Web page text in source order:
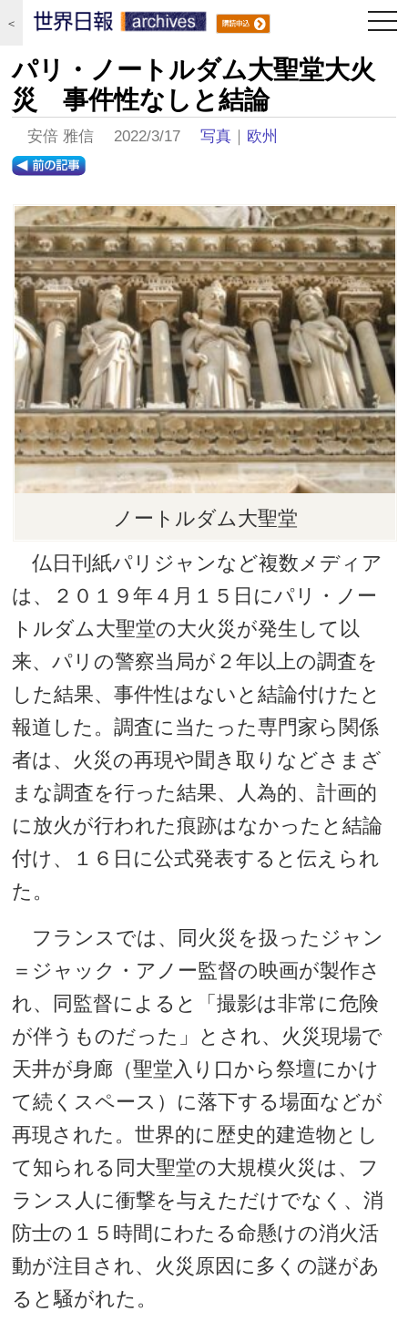
＜
パリ・ノートルダム大聖堂大火
災 事件性なしと結論
安倍 雅信 2022/3/17写真 ｜ 欧州
ノートルダム大聖堂
仏日刊紙パリジャンなど複数メディア
は、２０１９年４月１５日にパリ・ノー
トルダム大聖堂の大火災が発生して以
来、パリの警察当局が２年以上の調査を
した結果、事件性はないと結論付けたと
報道した。調査に当たった専門家ら関係
者は、火災の再現や聞き取りなどさまざ
まな調査を行った結果、人為的、計画的
に放火が行われた痕跡はなかったと結論
付け、１６日に公式発表すると伝えられ
た。
フランスでは、同火災を扱ったジャン
＝ジャック・アノー監督の映画が製作さ
れ、同監督によると「撮影は非常に危険
が伴うものだった」とされ、火災現場で
天井が身廊（聖堂入り口から祭壇にかけ
て続くスペース）に落下する場面などが
再現された。世界的に歴史的建造物とし
て知られる同大聖堂の大規模火災は、フ
ランス人に衝撃を与えただけでなく、消
防士の１５時間にわたる命懸けの消火活
動が注目され、火災原因に多くの謎があ
ると騒がれた。